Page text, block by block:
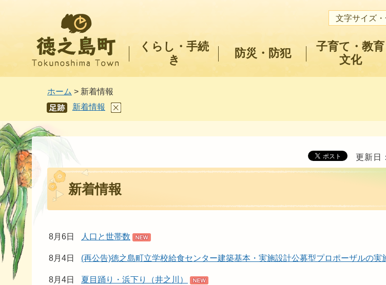
文字サイズ
くらし・手続
き
防災・防犯
子育て・教育
文化
ホーム > 新着情報
あし
あと
新着情報
更新日
新着情報
8月6日 人口と世帯数
8月4日 (再公告)徳之島町立学校給食センター建築基本・実施設計公募型プロポーザルの実
8月4日 夏目踊り・浜下り（井之川）